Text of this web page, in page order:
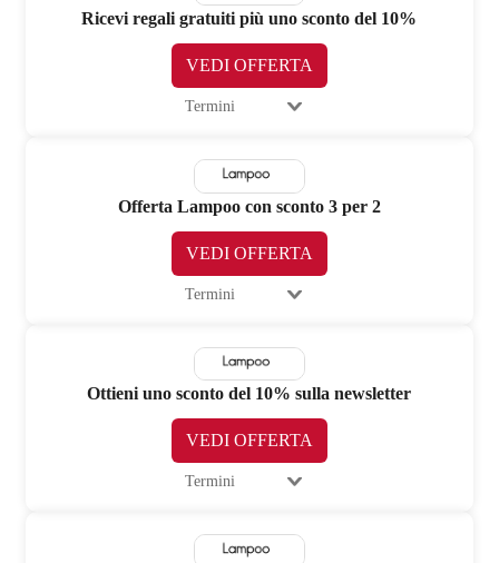
Ricevi regali gratuiti più uno sconto del 10%
VEDI OFFERTA
Termini
Offerta Lampoo con sconto 3 per 2
VEDI OFFERTA
Termini
Ottieni uno sconto del 10% sulla newsletter
VEDI OFFERTA
Termini